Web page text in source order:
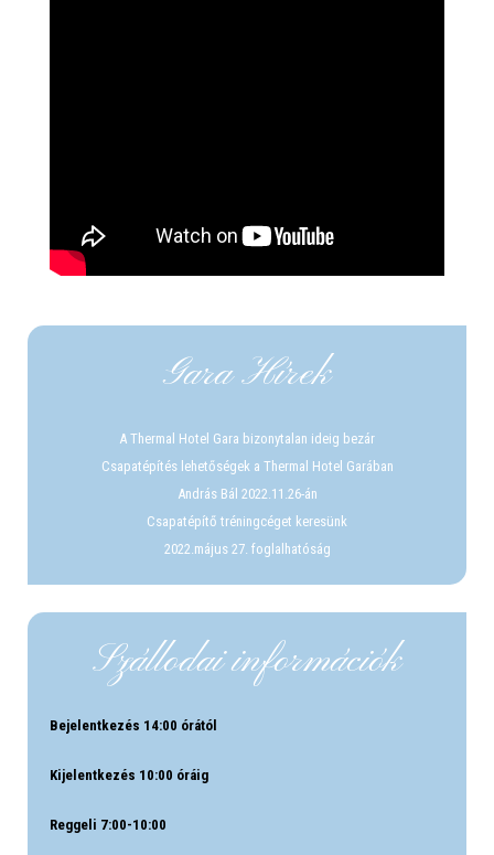
Gara Hírek
A Thermal Hotel Gara bizonytalan ideig bezár
Csapatépítés lehetőségek a Thermal Hotel Garában
András Bál 2022.11.26-án
Csapatépítő tréningcéget keresünk
2022.május 27. foglalhatóság
Szállodai információk
Bejelentkezés 14:00 órától
Kijelentkezés 10:00 óráig
Reggeli 7:00-10:00